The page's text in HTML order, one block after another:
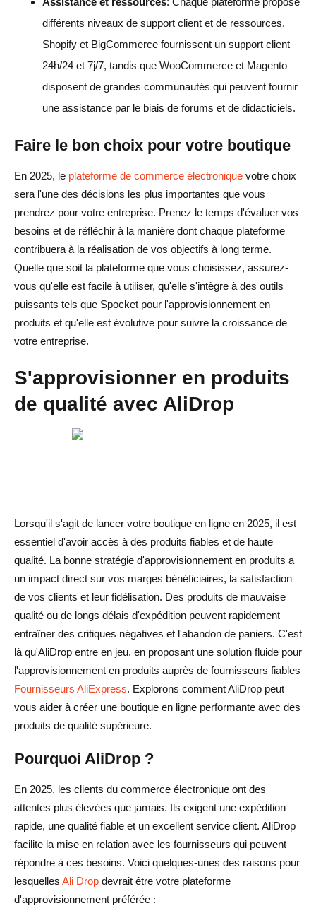
différents niveaux de support client et de ressources.
Shopify et BigCommerce fournissent un support client
24h/24 et 7j/7, tandis que WooCommerce et Magento
disposent de grandes communautés qui peuvent fournir
une assistance par le biais de forums et de didacticiels.
Faire le bon choix pour votre boutique
En 2025, le plateforme de commerce électronique votre choix
sera l'une des décisions les plus importantes que vous
prendrez pour votre entreprise. Prenez le temps d'évaluer vos
besoins et de réfléchir à la manière dont chaque plateforme
contribuera à la réalisation de vos objectifs à long terme.
Quelle que soit la plateforme que vous choisissez, assurez-
vous qu'elle est facile à utiliser, qu'elle s'intègre à des outils
puissants tels que Spocket pour l'approvisionnement en
produits et qu'elle est évolutive pour suivre la croissance de
votre entreprise.
S'approvisionner en produits
de qualité avec AliDrop
Lorsqu'il s'agit de lancer votre boutique en ligne en 2025, il est
essentiel d'avoir accès à des produits fiables et de haute
qualité. La bonne stratégie d'approvisionnement en produits a
un impact direct sur vos marges bénéficiaires, la satisfaction
de vos clients et leur fidélisation. Des produits de mauvaise
qualité ou de longs délais d'expédition peuvent rapidement
entraîner des critiques négatives et l'abandon de paniers. C'est
là qu'AliDrop entre en jeu, en proposant une solution fluide pour
l'approvisionnement en produits auprès de fournisseurs fiables
Fournisseurs AliExpress. Explorons comment AliDrop peut
vous aider à créer une boutique en ligne performante avec des
produits de qualité supérieure.
Pourquoi AliDrop ?
En 2025, les clients du commerce électronique ont des
attentes plus élevées que jamais. Ils exigent une expédition
rapide, une qualité fiable et un excellent service client. AliDrop
facilite la mise en relation avec les fournisseurs qui peuvent
répondre à ces besoins. Voici quelques-unes des raisons pour
lesquelles Ali Drop devrait être votre plateforme
d'approvisionnement préférée :